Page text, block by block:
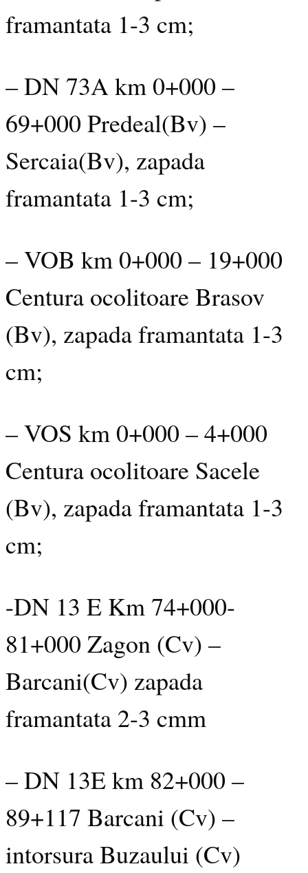
framantata 1-3 cm;
– DN 73A km 0+000 –
69+000 Predeal(Bv) –
Sercaia(Bv), zapada
framantata 1-3 cm;
– VOB km 0+000 – 19+000
Centura ocolitoare Brasov
(Bv), zapada framantata 1-3
cm;
– VOS km 0+000 – 4+000
Centura ocolitoare Sacele
(Bv), zapada framantata 1-3
cm;
-DN 13 E Km 74+000-
81+000 Zagon (Cv) –
Barcani(Cv) zapada
framantata 2-3 cmm
– DN 13E km 82+000 –
89+117 Barcani (Cv) –
intorsura Buzaului (Cv)